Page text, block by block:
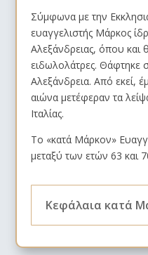
Σύμφωνα με την
ευαγγελιστής Μάρκος
Αλεξάνδρειας, όπου και
ειδωλολάτρες. Θάφτηκε
Αλεξάνδρεια. Από εκεί,
αιώνα μετέφεραν τα
Ιταλίας.
Το «κατά Μάρκον»
μεταξύ των ετών 63 και
Κεφάλαια κατά